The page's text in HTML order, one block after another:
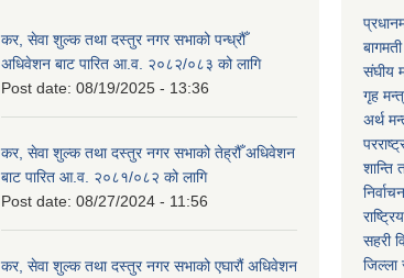
कर, सेवा शुल्क तथा दस्तुर नगर सभाको पन्ध्रौँ
अधिवेशन बाट पारित आ.व. २०८२/०८३ को लागि
Post date: 08/19/2025 - 13:36
कर, सेवा शुल्क तथा दस्तुर नगर सभाको तेह्रौँ अधिवेशन
बाट पारित आ.व. २०८१/०८२ को लागि
Post date: 08/27/2024 - 11:56
कर, सेवा शुल्क तथा दस्तुर नगर सभाको एघारौं अधिवेशन
संघीय
गृह
अर्थ
शान्ति
सहरी
जिल्ला